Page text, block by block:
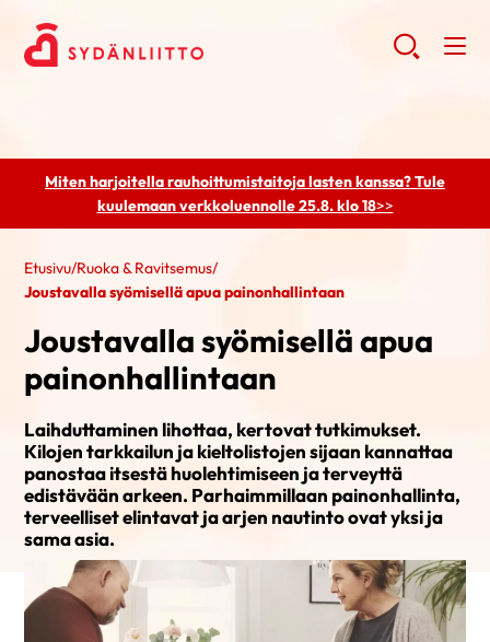
Miten harjoitella rauhoittumistaitoja lasten kanssa? Tule
kuulemaanverkkoluennolle 25.8. klo 18>>
Etusivu/Ruoka & Ravitsemus/
Joustavalla syömisellä apua painonhallintaan
Joustavalla syömisellä apua
painonhallintaan
Laihduttaminen lihottaa, kertovat tutkimukset.
Kilojen tarkkailun ja kieltolistojen sijaan kannattaa
panostaa itsestä huolehtimiseen ja terveyttä
edistävään arkeen. Parhaimmillaan painonhallinta,
terveelliset elintavat ja arjen nautinto ovat yksi ja
sama asia.